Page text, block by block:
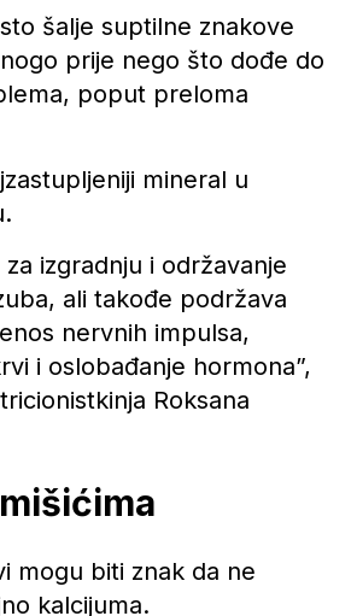
šalje suptilne znakove
prije nego što dođe do
poput preloma
mineral u
za izgradnju i održavanje
ali takođe podržava
nervnih impulsa,
i oslobađanje hormona”,
Roksana
mogu biti znak da ne
kalcijuma.